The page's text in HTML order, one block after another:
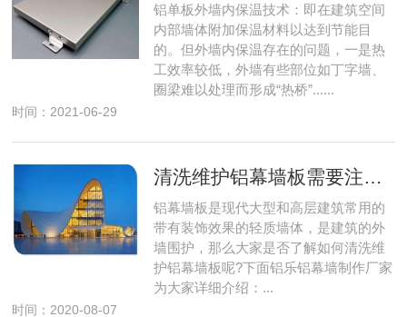
铝单板外墙内保温技术：即在建筑空间
内部墙体附加保温材料以达到节能目
的。但外墙内保温存在的问题，一是热
工效率较低，外墙有些部位如丁字墙、
圈梁难以处理而形成“热桥”......
时间：2021-06-29
铝幕墙板是现代大型和高层建筑常用的
带有装饰效果的轻质墙体，是建筑的外
墙围护，那么大家是否了解如何清洗维
护铝幕墙板呢?下面铝乐铝幕墙制作厂家
为大家详细介绍：...
时间：2020-08-07